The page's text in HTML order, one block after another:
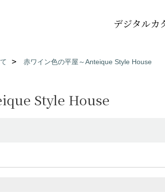
デジタルカ
赤ワイン色の平屋～Anteique Style House
Style House